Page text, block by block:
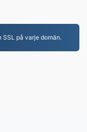
på varje domän.